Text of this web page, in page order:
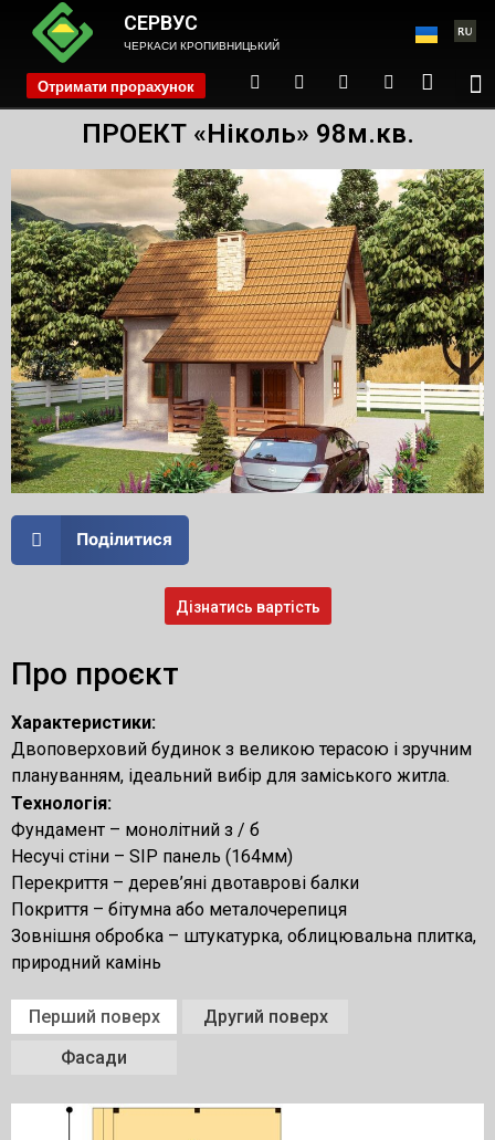
СЕРВУС
ЧЕРКАСИ КРОПИВНИЦЬКИЙ
Отримати прорахунок phone
ПРОЕКТ «Ніколь» 98м.кв.
Поділитися
Дізнатись вартість
Про проєкт
Характеристики:
Двоповерховий будинок з великою терасою і зручним
плануванням, ідеальний вибір для заміського житла.
Технологія:
Фундамент – монолітний з / б
Несучі стіни – SIP панель (164мм)
Перекриття – дерев’яні двотаврові балки
Покриття – бітумна або металочерепиця
Зовнішня обробка – штукатурка, облицювальна плитка,
природний камінь
Перший поверх
Другий поверх
Фасади